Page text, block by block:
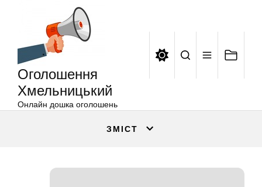
Оголошення
Хмельницький
Онлайн дошка оголошень
ЗМІСТ